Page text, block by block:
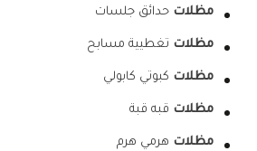
مظلات حدائق جلسات
مظلات تغطيية مسابح
مظلات كبوتي كابولي
مظلات قبه قبة
مظلات هرمي هرم